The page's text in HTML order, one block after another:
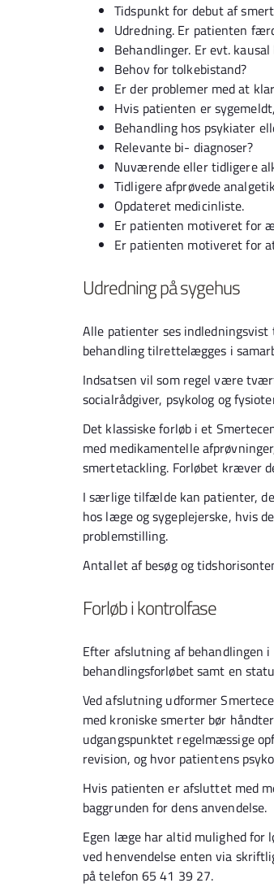
Tidspunkt for debut af
Udredning. Er patienten
Behandlinger. Er evt.
Behov for tolkebistand?
Er der problemer med at
Hvis patienten er
Behandling hos psykiater
Relevante bi- diagnoser?
Nuværende eller tidligere
Tidligere afprøvede
Opdateret medicinliste.
Er patienten motiveret for
Er patienten motiveret for
Udredning på sygehus
Alle patienter ses
behandling tilrettelægges i
Indsatsen vil som regel være
socialrådgiver, psykolog og
Det klassiske forløb i et
med medikamentelle
smertetackling. Forløbet kræver
I særlige tilfælde kan patienter,
hos læge og sygeplejerske, hvis
problemstilling.
Antallet af besøg og
Forløb i kontrolfase
Efter afslutning af behandlingen
behandlingsforløbet samt en
Ved afslutning udformer
med kroniske smerter bør
udgangspunktet regelmæssige
revision, og hvor patientens
Hvis patienten er afsluttet med
baggrunden for dens anvendelse.
Egen læge har altid mulighed for
ved henvendelse enten via
på telefon 65 41 39 27.